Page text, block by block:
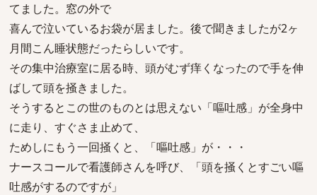
てました。窓の外で
喜んで泣いているお袋が居ました。後で聞きましたが2ヶ
月間こん睡状態だったらしいです。
その集中治療室に居る時、頭がむず痒くなったので手を伸
ばして頭を掻きました。
そうするとこの世のものとは思えない「嘔吐感」が全身中
に走り、すぐさま止めて、
ためしにもう一回掻くと、「嘔吐感」が・・・
ナースコールで看護師さんを呼び、「頭を掻くとすごい嘔
吐感がするのですが」